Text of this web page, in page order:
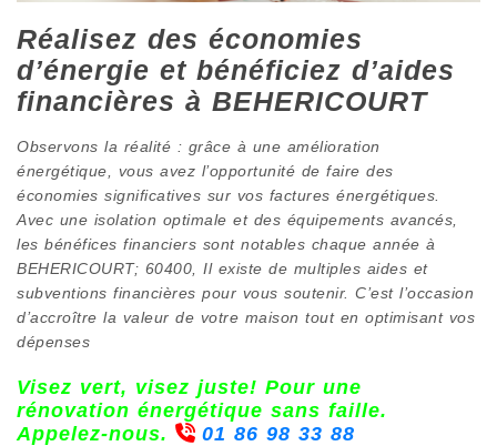
Réalisez des économies
d’énergie et bénéficiez d’aides
financières à BEHERICOURT
Observons la réalité : grâce à une amélioration
énergétique, vous avez l’opportunité de faire des
économies significatives sur vos factures énergétiques.
Avec une isolation optimale et des équipements avancés,
les bénéfices financiers sont notables chaque année à
BEHERICOURT; 60400, Il existe de multiples aides et
subventions financières pour vous soutenir. C’est l’occasion
d’accroître la valeur de votre maison tout en optimisant vos
dépenses
Visez vert, visez juste! Pour une
rénovation énergétique sans faille.
Appelez-nous.
01 86 98 33 88